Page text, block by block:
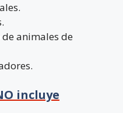
animales de
incluye